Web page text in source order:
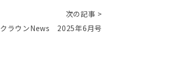
次の記事 >
クラウンNews 2025年6月号